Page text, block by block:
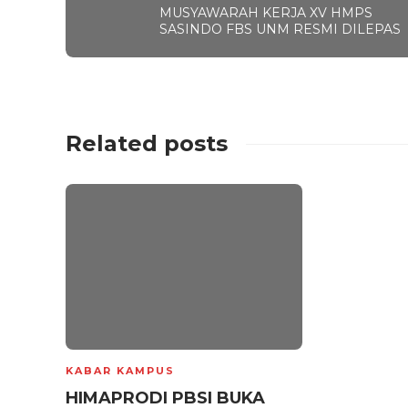
MUSYAWARAH KERJA XV HMPS
SASINDO FBS UNM RESMI DILEPAS
Related posts
KABAR KAMPUS
HIMAPRODI PBSI BUKA